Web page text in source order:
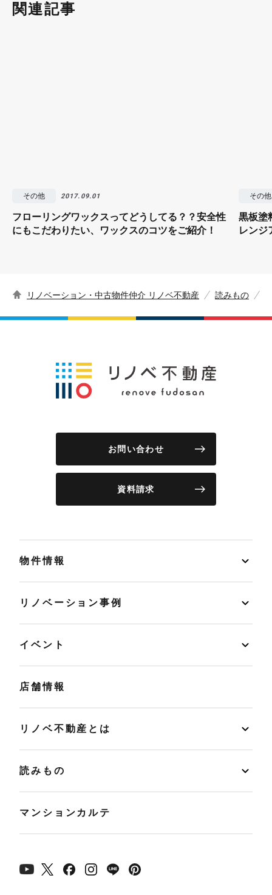
関連記事
その他 2017.09.01
フローリングワックスってどうしてる？？安全性
にもこだわりたい、ワックスのコツをご紹介！
その他
黒板塗
レンジ
リノベーション・中古物件仲介 リノベ不動産 読みもの
お問い合わせ
資料請求
物件情報
リノベーション事例
イベント
店舗情報
リノベ不動産とは
読みもの
マンションカルテ